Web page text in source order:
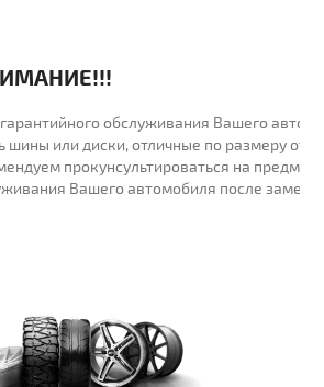
гарантийного обслуживания Вашего
шины или диски, отличные по размеру от
прокунсультироваться на предмет
Вашего автомобиля после